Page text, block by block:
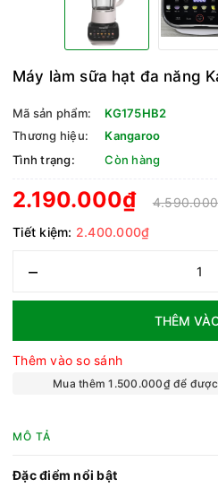
Máy làm sữa hạt đa năng
Mã sản phẩm:
KG175HB2
Thương hiệu:
Kangaroo
Tình trạng:
Còn hàng
2.190.000₫
Tiết kiệm: 2.400.000₫
–
THÊM
Thêm vào so sánh
Mua thêm 1.500.000₫ để
MÔ TẢ
Đặc điểm nổi bật